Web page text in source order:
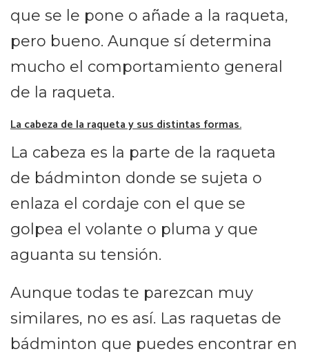
que se le pone o añade a la raqueta,
pero bueno. Aunque sí determina
mucho el comportamiento general
de la raqueta.
La cabeza de la raqueta y sus distintas formas.
La cabeza es la parte de la raqueta
de bádminton donde se sujeta o
enlaza el cordaje con el que se
golpea el volante o pluma y que
aguanta su tensión.
Aunque todas te parezcan muy
similares, no es así. Las raquetas de
bádminton que puedes encontrar en